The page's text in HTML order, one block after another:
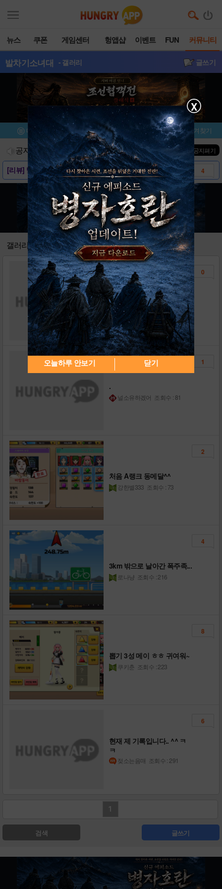
뉴스 쿠폰 게임센터 헝앱샵 이벤트 FUN 커뮤니티
발차기소녀대 - 갤러리 글쓰기
메뉴 이벤트/미션 설치/평가 즐겨찾기
공지사항 진행중인 이벤트0건 ▼ 공지펴기
[리뷰] 발차기소녀대, 생활속에 쌓인 스트레스.. 4
[가이드] 발차기소녀대를 시작하는 초보의 발걸..
[공략] 발차기소녀대 고득점 비법!!
[공략] 발차기소녀대 숙련석 도감
[공략] 발차기소녀대 캐릭터 도감!
[공략] 발차기소녀대 타겟 도감!
[동영상] 발차기소녀대 플레이 영상! 1
[영상] 초보를 위한 TIP 영상 보러가기!
[안내] 사전이벤트 등록 방법 & 추가공지
[안내] 발차기소녀대 대규모 업데이트 예정
[안내] 마일리지샵 발차기소녀대 응모 안내
[안내] 대규모 업데이트 연장 공지 1
갤러리
순차공연 16
널소유하겠어 조회수 : 89
0
.
널소유하겠어 조회수 : 81
1
처음 A랭크 동메달^^
강한별333 조회수 : 73
2
3km 밖으로 날아간 폭주족...
로나냥 조회수 : 216
4
뽑기 3성 메이 ㅎㅎ 귀여워~
쿠키춘 조회수 : 223
8
현재 제 기록입니다.. ^^ ㅋ
ㅋ
젖소는음매 조회수 : 291
6
1
검색 글쓰기
X
오늘하루 안보기 닫기